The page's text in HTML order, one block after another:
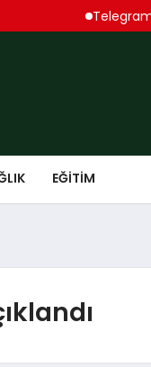
Telegram
EĞITIM